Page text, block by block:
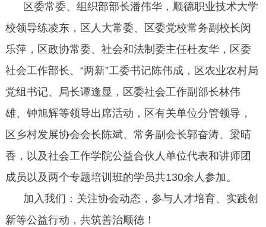
区委常委、组织部部长潘伟华，顺德职业技术大学
校领导练凌东，区人大常委、区委党校常务副校长闵
乐萍，区政协常委、社会和法制委主任杜友华，区委
社会工作部长、“两新”工委书记陈伟成，区农业农村局
党组书记、局长谭逢显，区委社会工作副部长林伟
雄、钟旭辉等领导出席活动，区有关单位分管领导，
区乡村发展协会会长陈斌、常务副会长郭奋涛、梁晴
香，以及社会工作学院公益合伙人单位代表和讲师团
成员以及两个专题培训班的学员共130余人参加。
加入我们：关注协会动态，参与人才培育、实践创
新等公益行动，共筑善治顺德！